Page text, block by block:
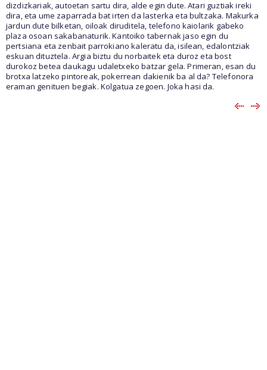
dizdizkariak, autoetan sartu dira, alde egin dute. Atari guztiak ireki
dira, eta ume zaparrada bat irten da lasterka eta bultzaka. Makurka
jardun dute bilketan, oiloak diruditela, telefono kaiolarik gabeko
plaza osoan sakabanaturik. Kantoiko tabernak jaso egin du
pertsiana eta zenbait parrokiano kaleratu da, isilean, edalontziak
eskuan dituztela. Argia biztu du norbaitek eta duroz eta bost
durokoz betea daukagu udaletxeko batzar gela. Primeran, esan du
brotxa latzeko pintoreak, pokerrean dakienik ba al da? Telefonora
eraman genituen begiak. Kolgatua zegoen. Joka hasi da.